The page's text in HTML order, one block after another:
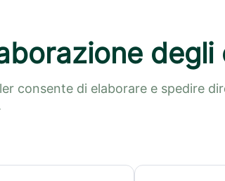
degli
consente di elaborare e spedire